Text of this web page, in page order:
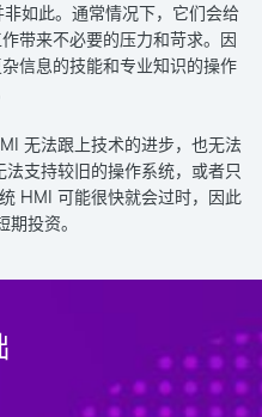
如此。通常情况下，它们会给
带来不必要的压力和苛求。因
信息的技能和专业知识的操作
无法跟上技术的进步，也无法
法支持较旧的操作系统，或者只
HMI 可能很快就会过时，因此
期投资。